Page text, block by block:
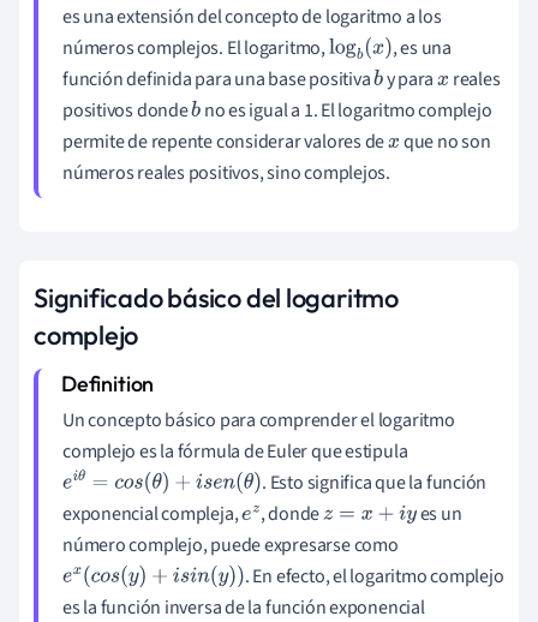
es una extensión del concepto de logaritmo a los
números complejos. El logaritmo,logb(x) , es una
función definida para una base positivaby parax reales
positivos dondebno es igual a 1. El logaritmo complejo
permite de repente considerar valores dex que no son
números reales positivos, sino complejos.
Significado básico del logaritmo
complejo
Un concepto básico para comprender el logaritmo
complejo es la fórmula de Euler que estipula
eiθ =co s(θ)+ise n( θ)
. Esto significa que la función
exponencial compleja,ez, dondez=x+ iy
es un
número complejo, puede expresarse como
ex(cos(y)+i sin (y))
. En efecto, el logaritmo complejo
es la función inversa de la función exponencial